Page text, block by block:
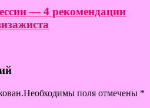
— 4 рекомендации
поля отмечены *